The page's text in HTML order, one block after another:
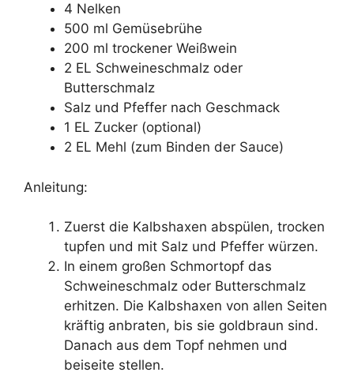
4 Nelken
500 ml Gemüsebrühe
200 ml trockener Weißwein
2 EL Schweineschmalz oder
Butterschmalz
Salz und Pfeffer nach Geschmack
1 EL Zucker (optional)
2 EL Mehl (zum Binden der Sauce)
Anleitung:
Zuerst die Kalbshaxen abspülen, trocken
tupfen und mit Salz und Pfeffer würzen.
In einem großen Schmortopf das
Schweineschmalz oder Butterschmalz
erhitzen. Die Kalbshaxen von allen Seiten
kräftig anbraten, bis sie goldbraun sind.
Danach aus dem Topf nehmen und
beiseite stellen.